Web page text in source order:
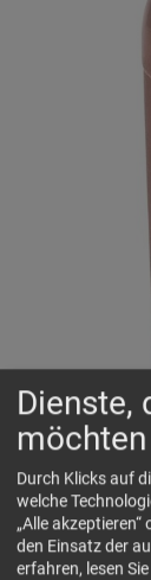
Dienste,
möchten
Durch Klicks auf
welche
„Alle akzeptieren“
den Einsatz der
erfahren, lesen